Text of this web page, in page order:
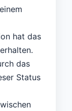
hat das
das
Status